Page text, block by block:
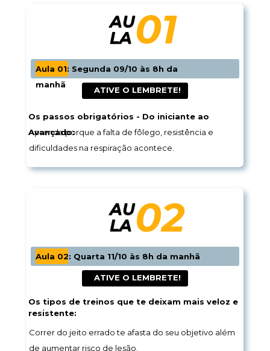
Os passos obrigatórios - Do iniciante ao
Avançado:
Aula 01: Segunda 09/10 às 8h da
manhã
Aprenda porque a falta de fôlego, resistência e
dificuldades na respiração acontece.
AU
LA01
ATIVE O LEMBRETE!
Os tipos de treinos que te deixam mais veloz e
resistente:
Aula 02: Quarta 11/10 às 8h da manhã
Correr do jeito errado te afasta do seu objetivo além
de aumentar risco de lesão.
AU
LA02
ATIVE O LEMBRETE!